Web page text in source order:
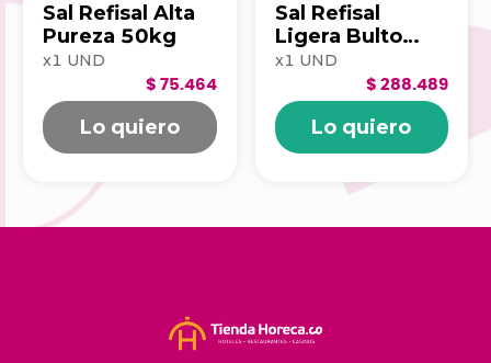
Sal Refisal Alta
Pureza 50kg
x1 UND
$ 75.464
Lo quiero
Sal Refisal
Ligera Bulto
25kg
100140828
x1 UND
$ 288.489
Lo quiero